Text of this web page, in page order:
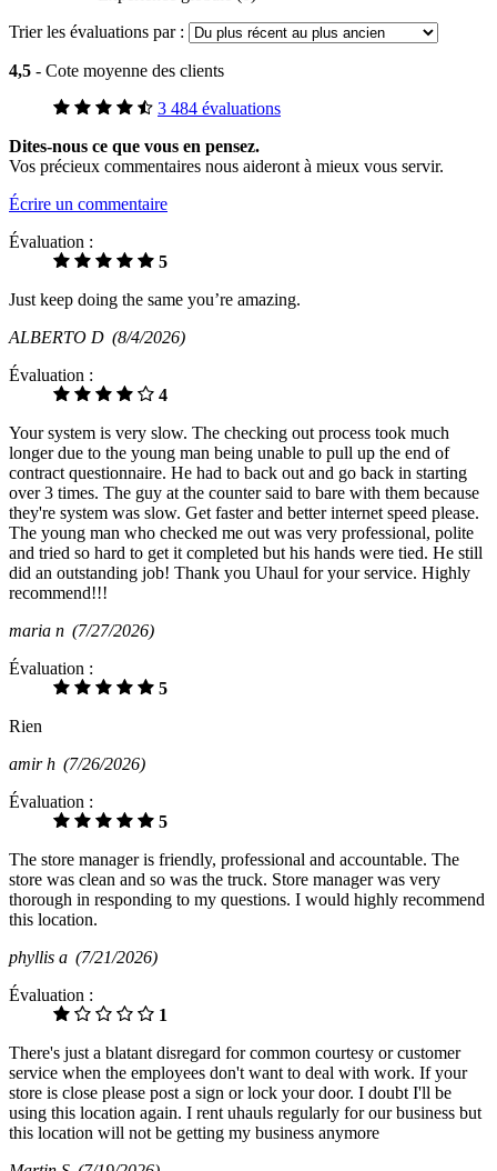
Trier les évaluations par :
4,5 - Cote moyenne des clients
3 484 évaluations
Dites-nous ce que vous en pensez.
Vos précieux commentaires nous aideront à mieux vous servir.
Écrire un commentaire
Évaluation :
5
Just keep doing the same you’re amazing.
ALBERTO D (8/4/2026)
Évaluation :
4
Your system is very slow. The checking out process took much
longer due to the young man being unable to pull up the end of
contract questionnaire. He had to back out and go back in starting
over 3 times. The guy at the counter said to bare with them because
they're system was slow. Get faster and better internet speed please.
The young man who checked me out was very professional, polite
and tried so hard to get it completed but his hands were tied. He still
did an outstanding job! Thank you Uhaul for your service. Highly
recommend!!!
maria n (7/27/2026)
Évaluation :
5
Rien
amir h (7/26/2026)
Évaluation :
5
The store manager is friendly, professional and accountable. The
store was clean and so was the truck. Store manager was very
thorough in responding to my questions. I would highly recommend
this location.
phyllis a (7/21/2026)
Évaluation :
1
There's just a blatant disregard for common courtesy or customer
service when the employees don't want to deal with work. If your
store is close please post a sign or lock your door. I doubt I'll be
using this location again. I rent uhauls regularly for our business but
this location will not be getting my business anymore